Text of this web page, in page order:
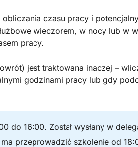
czasu pracy i
wieczorem, w nocy lub w
pracy.
jest traktowana inaczej –
godzinami pracy lub gdy
do 16:00. Został wysłany w
przeprowadzić szkolenie od